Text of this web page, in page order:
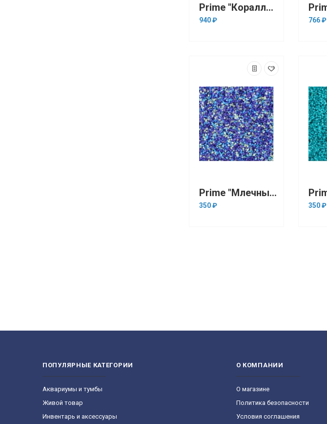
Prime "Коралловый белый" 1-2 мм, 2.7 кг
940 ₽ 766 ₽
Prime "Млечный путь" 3-5 мм, 1кг (грунт)
350 ₽ 350 ₽
ПОПУЛЯРНЫЕ КАТЕГОРИИ
Aквариумы и тумбы
Живой товар
Инвентарь и аксессуары
О КОМПАНИИ
О магазине
Политика безопасности
Условия соглашения